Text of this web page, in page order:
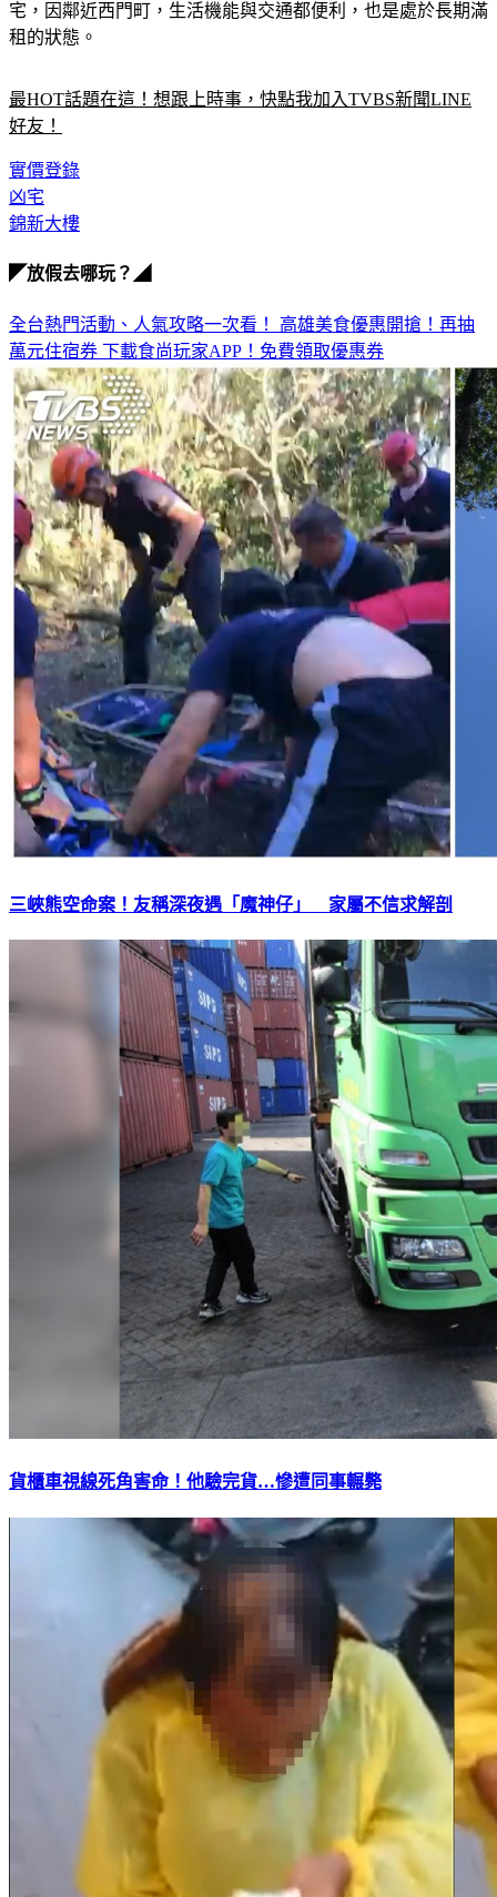
宅，因鄰近西門町，生活機能與交通都便利，也是處於長期滿
租的狀態。
最HOT話題在這！想跟上時事，快點我加入TVBS新聞LINE
好友！
實價登錄
凶宅
錦新大樓
◤放假去哪玩？◢
全台熱門活動、人氣攻略一次看！ 高雄美食優惠開搶！再抽
萬元住宿券 下載食尚玩家APP！免費領取優惠券
三峽熊空命案！友稱深夜遇「魔神仔」 家屬不信求解剖
貨櫃車視線死角害命！他驗完貨…慘遭同事輾斃